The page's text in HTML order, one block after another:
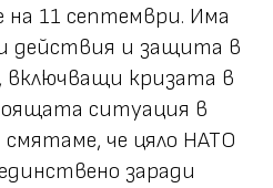
11 септември. Има
действия и защита в
включващи кризата в
ситуация в
смятаме, че цяло НАТО
заради